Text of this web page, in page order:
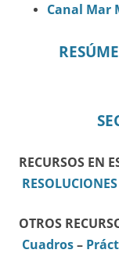
Canal Mar
RECURSOS EN
RESOLUCIONES
OTROS
Cuadros–